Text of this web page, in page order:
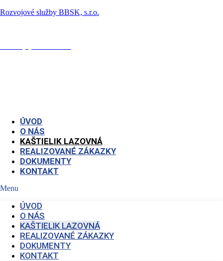
Rozvojové služby BBSK, s.r.o.
ÚVOD
O NÁS
KAŠTIELIK LAZOVNÁ
REALIZOVANÉ ZÁKAZKY
DOKUMENTY
KONTAKT
Menu
ÚVOD
O NÁS
KAŠTIELIK LAZOVNÁ
REALIZOVANÉ ZÁKAZKY
DOKUMENTY
KONTAKT